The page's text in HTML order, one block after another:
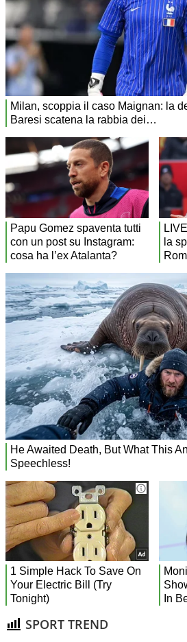
SPORT TREND